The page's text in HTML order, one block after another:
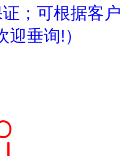
；可根据客户
垂询!）